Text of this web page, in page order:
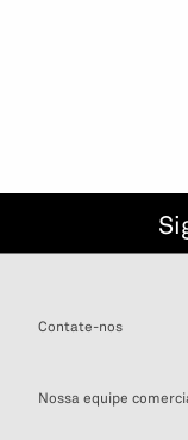
Contate-nos
Nossa equipe